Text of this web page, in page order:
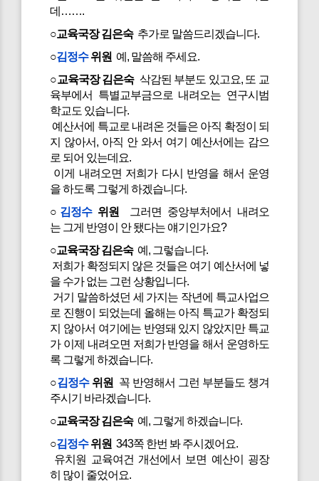
데…….
○교육국장 김은숙추가로 말씀드리겠습니다.
○김정수위원 예, 말씀해 주세요.
○교육국장 김은숙삭감된 부분도 있고요, 또 교
육부에서 특별교부금으로 내려오는 연구시범
학교도 있습니다.
예산서에 특교로 내려온 것들은 아직 확정이 되
지 않아서, 아직 안 와서 여기 예산서에는 감으
로 되어 있는데요.
이게 내려오면 저희가 다시 반영을 해서 운영
을 하도록 그렇게 하겠습니다.
○ 김정수위원 그러면 중앙부처에서 내려오
는 그게 반영이 안 됐다는 얘기인가요?
○교육국장 김은숙예, 그렇습니다.
저희가 확정되지 않은 것들은 여기 예산서에 넣
을 수가 없는 그런 상황입니다.
거기 말씀하셨던 세 가지는 작년에 특교사업으
로 진행이 되었는데 올해는 아직 특교가 확정되
지 않아서 여기에는 반영돼 있지 않았지만 특교
가 이제 내려오면 저희가 반영을 해서 운영하도
록 그렇게 하겠습니다.
○김정수위원
꼭 반영해서 그런 부분들도 챙겨
주시기 바라겠습니다.
○교육국장 김은숙예, 그렇게 하겠습니다.
○김정수위원 343쪽 한번 봐 주시겠어요.
유치원 교육여건 개선에서 보면 예산이 굉장
히 많이 줄었어요.